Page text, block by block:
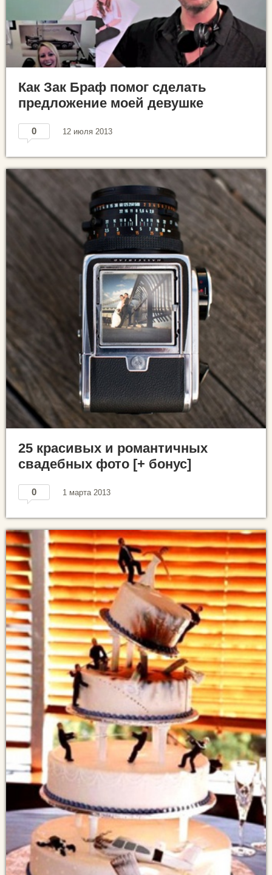
Как Зак Браф помог сделать
предложение моей девушке
0 12 июля 2013
25 красивых и романтичных
свадебных фото [+ бонус]
0 1 марта 2013